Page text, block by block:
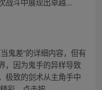
鬼差”的详细内容，但有
，因为鬼手的异样导致
极致的剑术从主角手中